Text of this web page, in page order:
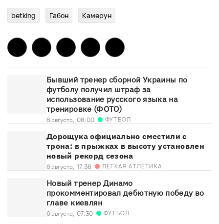
betking Габон Камерун
Бывший тренер сборной Украины по
футболу получил штраф за
использование русского языка на
тренировке (ФОТО)
6 августа, 08:00 ФУТБОЛ
Дорощука официально сместили с
трона: в прыжках в высоту установлен
новый рекорд сезона
6 августа, 17:36 ЛЕГКАЯ АТЛЕТИКА
Новый тренер Динамо
прокомментировал дебютную победу во
главе киевлян
6 августа, 07:30 ФУТБОЛ